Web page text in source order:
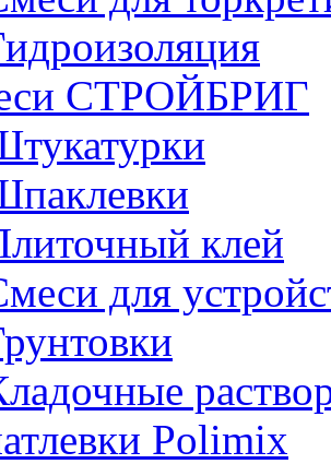
СТРОЙБРИГ
клей
для
Polimix